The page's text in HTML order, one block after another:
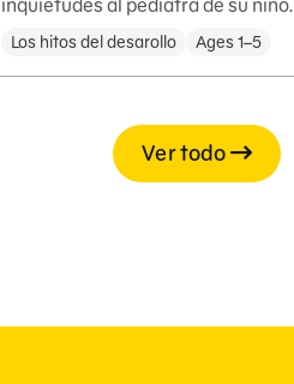
inquietudes al pediatra de su niño.
Los hitos del desarollo Ages 1–5
Ver todo